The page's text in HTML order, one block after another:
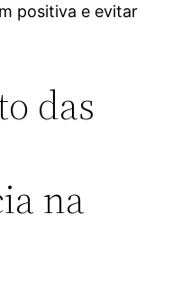
positiva e evitar
das
na